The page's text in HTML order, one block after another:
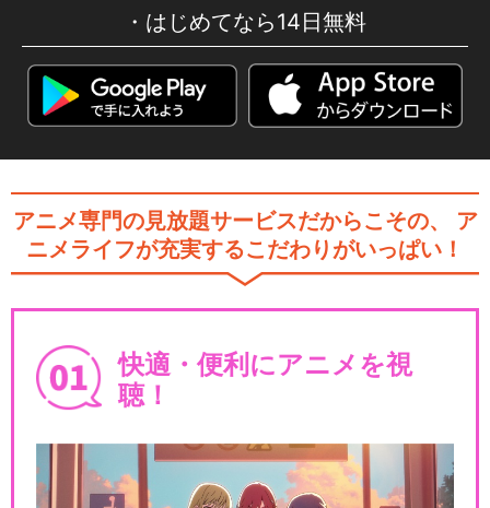
はじめてなら14日無料
アニメ専門の見放題サービスだからこその、
ア
ニメライフが充実するこだわりがいっぱい！
快適・便利にアニメを視
聴！